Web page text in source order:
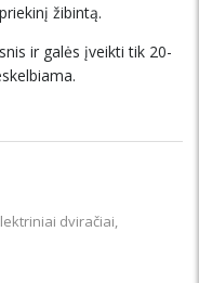
žibintą.
ir galės įveikti tik 20-
dviračiai,